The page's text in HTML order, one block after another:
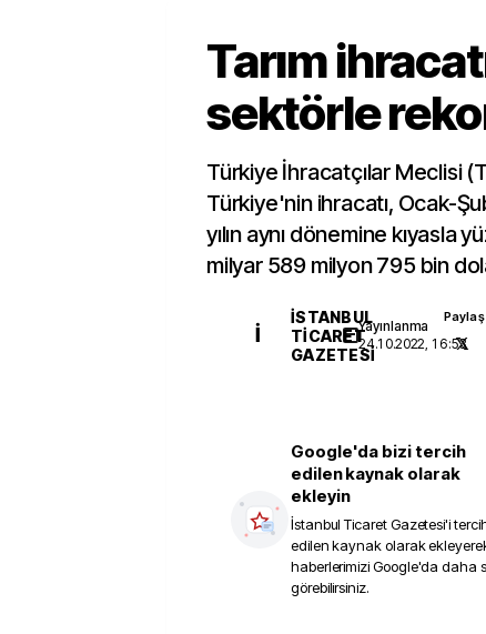
Tarım
sektörle
Türkiye İhracatçılar Meclisi
Türkiye'nin ihracatı, Ocak-
yılın aynı dönemine kıyasla
milyar 589 milyon 795 bin
İ
İSTANBUL
TICARET
GAZETESI
Yayınlanma
24.10.2022, 16:53
Paylaş
Google'da bizi tercih
edilen kaynak olarak
ekleyin
İstanbul Ticaret Gazetesi'i
edilen kaynak olarak
haberlerimizi Google'da daha
görebilirsiniz.